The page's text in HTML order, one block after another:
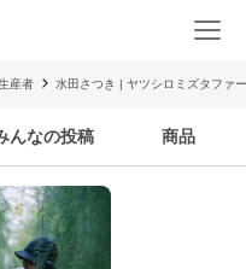
産者 水田さつき | ヤツシロミズタファ
んなの投稿 商品